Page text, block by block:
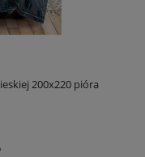
200x220 pióra